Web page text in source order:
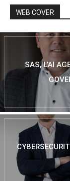
WEB COVER
SAS, L’AI